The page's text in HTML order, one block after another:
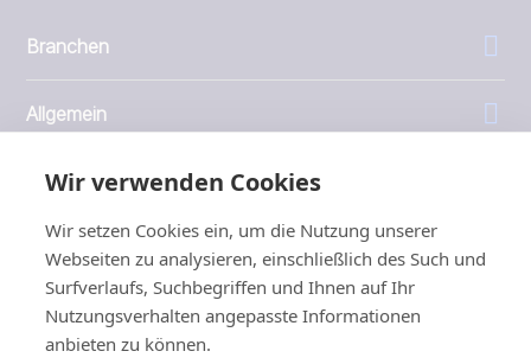
Wir verwenden Cookies
Wir setzen Cookies ein, um die Nutzung unserer
Webseiten zu analysieren, einschließlich des Such und
Surfverlaufs, Suchbegriffen und Ihnen auf Ihr
Nutzungsverhalten angepasste Informationen
anbieten zu können.
Branchen
Allgemein
Unternehmen
Investoren